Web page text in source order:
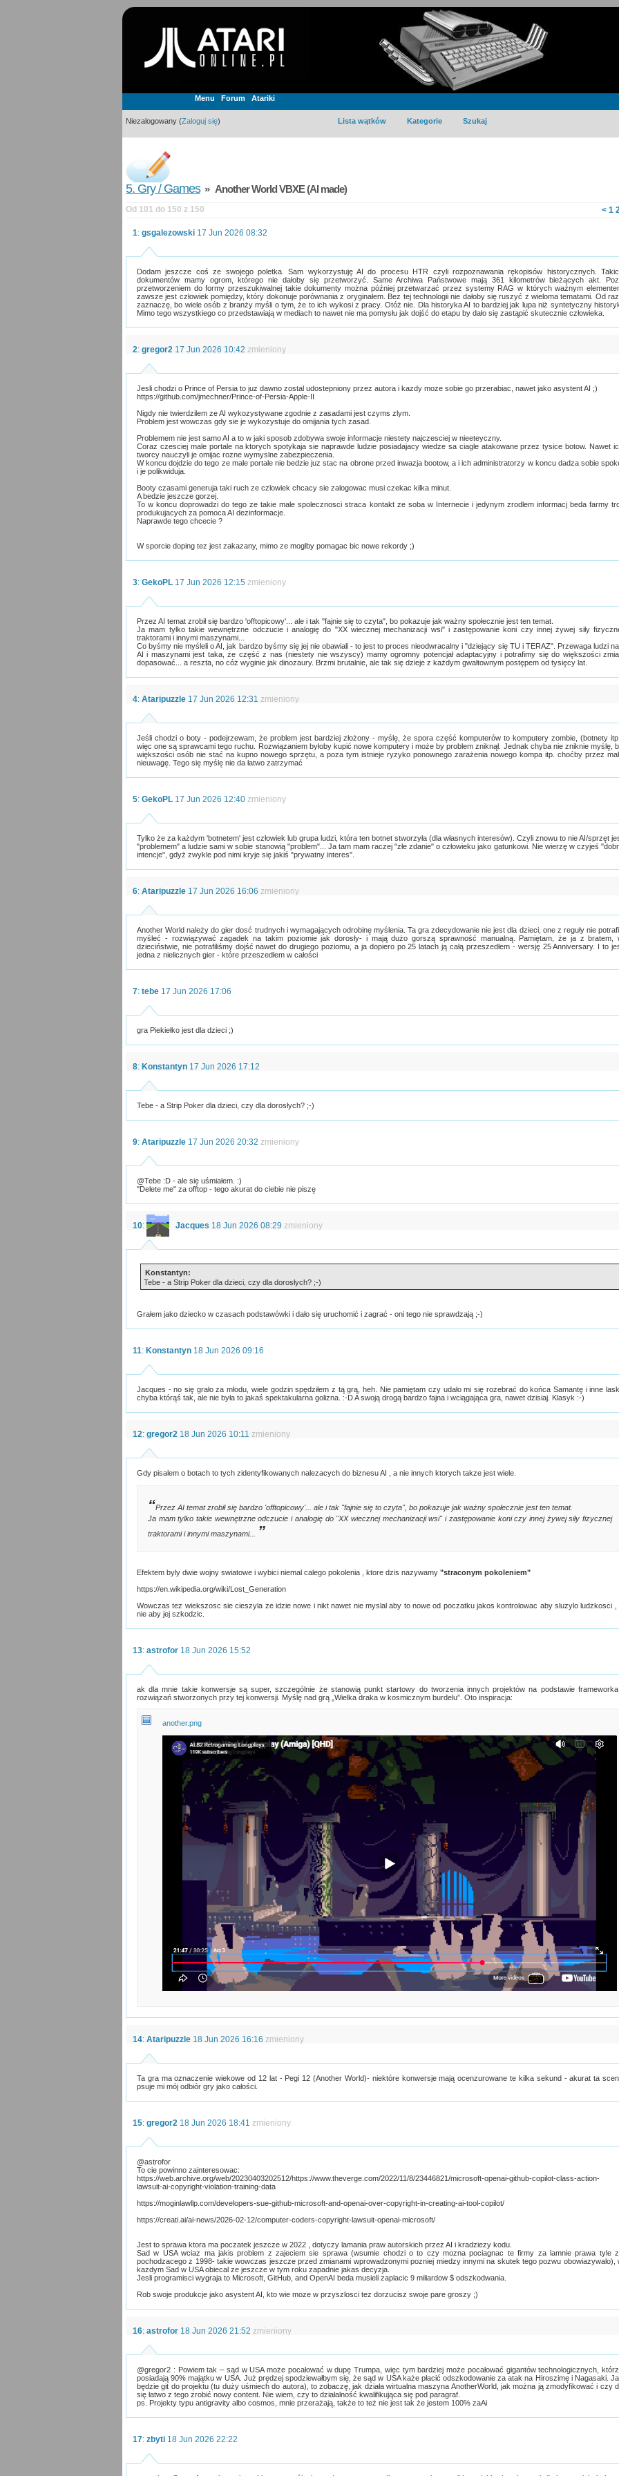
Menu Forum Atariki
Niezalogowany (Zaloguj się) Lista wątków Kategorie Szukaj
5. Gry / Games» Another World VBXE (AI made)
Od 101 do 150 z 150 < 1
1: gsgalezowski 17 Jun 2026 08:32
Dodam jeszcze coś ze swojego poletka. Sam wykorzystuję AI do procesu HTR czyli rozpoznawania rękopisów historycznych.
dokumentów mamy ogrom, którego nie dałoby się przetworzyć. Same Archiwa Państwowe mają 361 kilometrów bieżących akt.
przetworzeniem do formy przeszukiwalnej takie dokumenty można później przetwarzać przez systemy RAG w których ważnym
zawsze jest człowiek pomiędzy, który dokonuje porównania z oryginałem. Bez tej technologii nie dałoby się ruszyć z wieloma tematami. Od
zaznaczę, bo wiele osób z branży myśli o tym, że to ich wykosi z pracy. Otóż nie. Dla historyka AI to bardziej jak lupa niż syntetyczny
Mimo tego wszystkiego co przedstawiają w mediach to nawet nie ma pomysłu jak dojść do etapu by dało się zastąpić skutecznie człowieka.
2: gregor2 17 Jun 2026 10:42 zmieniony
Jesli chodzi o Prince of Persia to juz dawno zostal udostepniony przez autora i kazdy moze sobie go przerabiac, nawet jako asystent AI ;)
https://github.com/jmechner/Prince-of-Persia-Apple-II
Nigdy nie twierdzilem ze AI wykozystywane zgodnie z zasadami jest czyms zlym.
Problem jest wowczas gdy sie je wykozystuje do omijania tych zasad.
Problemem nie jest samo AI a to w jaki sposob zdobywa swoje informacje niestety najczesciej w nieeteyczny.
Coraz czesciej male portale na ktorych spotykaja sie naprawde ludzie posiadajacy wiedze sa ciagle atakowane przez tysice botow. Nawet
tworcy nauczyli je omijac rozne wymyslne zabezpieczenia.
W koncu dojdzie do tego ze male portale nie bedzie juz stac na obrone przed inwazja bootow, a i ich administratorzy w koncu dadza sobie
i je polikwiduja.
Booty czasami generuja taki ruch ze czlowiek chcacy sie zalogowac musi czekac kilka minut.
A bedzie jeszcze gorzej.
To w koncu doprowadzi do tego ze takie male spolecznosci straca kontakt ze soba w Internecie i jedynym zrodlem informacj beda farmy
produkujacych za pomoca AI dezinformacje.
Naprawde tego chcecie ?
W sporcie doping tez jest zakazany, mimo ze moglby pomagac bic nowe rekordy ;)
3: GekoPL 17 Jun 2026 12:15 zmieniony
Przez AI temat zrobił się bardzo 'offtopicowy'... ale i tak "fajnie się to czyta", bo pokazuje jak ważny społecznie jest ten temat.
Ja mam tylko takie wewnętrzne odczucie i analogię do "XX wiecznej mechanizacji wsi" i zastępowanie koni czy innej żywej siły
traktorami i innymi maszynami...
Co byśmy nie myśleli o AI, jak bardzo byśmy się jej nie obawiali - to jest to proces nieodwracalny i "dziejący się TU i TERAZ". Przewaga ludzi
AI i maszynami jest taka, że część z nas (niestety nie wszyscy) mamy ogromny potencjał adaptacyjny i potrafimy się do większości
dopasować... a reszta, no cóż wyginie jak dinozaury. Brzmi brutalnie, ale tak się dzieje z każdym gwałtownym postępem od tysięcy lat.
4: Ataripuzzle 17 Jun 2026 12:31 zmieniony
Jeśli chodzi o boty - podejrzewam, że problem jest bardziej złożony - myślę, że spora część komputerów to komputery zombie, (botnety
więc one są sprawcami tego ruchu. Rozwiązaniem byłoby kupić nowe komputery i może by problem zniknął. Jednak chyba nie zniknie myślę,
większości osób nie stać na kupno nowego sprzętu, a poza tym istnieje ryzyko ponownego zarażenia nowego kompa itp. choćby przez
nieuwagę. Tego się myślę nie da łatwo zatrzymać
5: GekoPL 17 Jun 2026 12:40 zmieniony
Tylko że za każdym 'botnetem' jest człowiek lub grupa ludzi, która ten botnet stworzyła (dla własnych interesów). Czyli znowu to nie AI/sprzęt
"problemem" a ludzie sami w sobie stanowią "problem"... Ja tam mam raczej "złe zdanie" o człowieku jako gatunkowi. Nie wierzę w czyjeś
intencje", gdyż zwykle pod nimi kryje się jakiś "prywatny interes".
6: Ataripuzzle 17 Jun 2026 16:06 zmieniony
Another World należy do gier dosć trudnych i wymagających odrobinę myślenia. Ta gra zdecydowanie nie jest dla dzieci, one z reguły nie
myśleć - rozwiązywać zagadek na takim poziomie jak dorosły- i mają dużo gorszą sprawność manualną. Pamiętam, że ja z bratem,
dzieciństwie, nie potrafiliśmy dojść nawet do drugiego poziomu, a ja dopiero po 25 latach ją całą przeszedłem - wersję 25 Anniversary. I to
jedna z nielicznych gier - które przeszedłem w całości
7: tebe 17 Jun 2026 17:06
gra Piekiełko jest dla dzieci ;)
8: Konstantyn 17 Jun 2026 17:12
Tebe - a Strip Poker dla dzieci, czy dla dorosłych? ;-)
9: Ataripuzzle 17 Jun 2026 20:32 zmieniony
@Tebe :D - ale się uśmiałem. :)
"Delete me" za offtop - tego akurat do ciebie nie piszę
10: Jacques 18 Jun 2026 08:29 zmieniony
Konstantyn:
Tebe - a Strip Poker dla dzieci, czy dla dorosłych? ;-)
Grałem jako dziecko w czasach podstawówki i dało się uruchomić i zagrać - oni tego nie sprawdzają ;-)
11: Konstantyn 18 Jun 2026 09:16
Jacques - no się grało za młodu, wiele godzin spędziłem z tą grą, heh. Nie pamiętam czy udało mi się rozebrać do końca Samantę i inne
chyba którąś tak, ale nie była to jakaś spektakularna golizna. :-D A swoją drogą bardzo fajna i wciągająca gra, nawet dzisiaj. Klasyk :-)
12: gregor2 18 Jun 2026 10:11 zmieniony
Gdy pisalem o botach to tych zidentyfikowanych nalezacych do biznesu AI , a nie innych ktorych takze jest wiele.
Przez AI temat zrobił się bardzo 'offtopicowy'... ale i tak "fajnie się to czyta", bo pokazuje jak ważny społecznie jest ten temat.
Ja mam tylko takie wewnętrzne odczucie i analogię do "XX wiecznej mechanizacji wsi" i zastępowanie koni czy innej żywej siły fizycznej
traktorami i innymi maszynami...
Efektem byly dwie wojny swiatowe i wybici niemal calego pokolenia , ktore dzis nazywamy "straconym pokoleniem"
https://en.wikipedia.org/wiki/Lost_Generation
Wowczas tez wiekszosc sie cieszyla ze idzie nowe i nikt nawet nie myslal aby to nowe od poczatku jakos kontrolowac aby sluzylo ludzkosci ,
nie aby jej szkodzic.
13: astrofor 18 Jun 2026 15:52
ak dla mnie takie konwersje są super, szczególnie że stanowią punkt startowy do tworzenia innych projektów na podstawie
rozwiązań stworzonych przy tej konwersji. Myślę nad grą „Wielka draka w kosmicznym burdelu”. Oto inspiracja:
another.png
14: Ataripuzzle 18 Jun 2026 16:16 zmieniony
Ta gra ma oznaczenie wiekowe od 12 lat - Pegi 12 (Another World)- niektóre konwersje mają ocenzurowane te kilka sekund - akurat ta
psuje mi mój odbiór gry jako całości.
15: gregor2 18 Jun 2026 18:41 zmieniony
@astrofor
To cie powinno zainteresowac:
https://web.archive.org/web/20230403202512/https://www.theverge.com/2022/11/8/23446821/microsoft-openai-github-copilot-class-action-
lawsuit-ai-copyright-violation-training-data
https://moginlawllp.com/developers-sue-github-microsoft-and-openai-over-copyright-in-creating-ai-tool-copilot/
https://creati.ai/ai-news/2026-02-12/computer-coders-copyright-lawsuit-openai-microsoft/
Jest to sprawa ktora ma poczatek jeszcze w 2022 , dotyczy lamania praw autorskich przez AI i kradziezy kodu.
Sad w USA wciaz ma jakis problem z zajeciem sie sprawa (wsumie chodzi o to czy mozna pociagnac te firmy za lamnie prawa tyle
pochodzacego z 1998- takie wowczas jeszcze przed zmianami wprowadzonymi pozniej miedzy innymi na skutek tego pozwu obowiazywalo),
kazdym Sad w USA obiecal ze jeszcze w tym roku zapadnie jakas decyzja.
Jesli programisci wygraja to Microsoft, GitHub, and OpenAI beda musieli zaplacic 9 miliardow $ odszkodwania.
Rob swoje produkcje jako asystent AI, kto wie moze w przyszlosci tez dorzucisz swoje pare groszy ;)
16: astrofor 18 Jun 2026 21:52 zmieniony
@gregor2 : Powiem tak – sąd w USA może pocałować w dupę Trumpa, więc tym bardziej może pocałować gigantów technologicznych,
posiadają 90% majątku w USA. Już prędzej spodziewałbym się, że sąd w USA każe płacić odszkodowanie za atak na Hiroszimę i Nagasaki.
będzie git do projektu (tu duży uśmiech do autora), to zobaczę, jak działa wirtualna maszyna AnotherWorld, jak można ją zmodyfikować i czy
się łatwo z tego zrobić nowy content. Nie wiem, czy to działalność kwalifikująca się pod paragraf.
ps. Projekty typu antigravity albo cosmos, mnie przerażają, także to też nie jest tak że jestem 100% zaAi
17: zbyti 18 Jun 2026 22:22